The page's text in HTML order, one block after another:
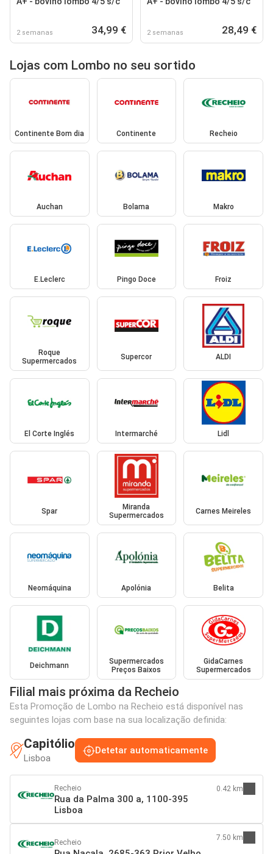
2 semanas 34,99 € 2 semanas 28,49 €
Lojas com Lombo no seu sortido
Continente Bom dia Continente Recheio
Auchan Bolama Makro
E.Leclerc Pingo Doce Froiz
Roque
Supermercados
Supercor ALDI
El Corte Inglés Intermarché Lidl
Spar
Miranda
Supermercados
Carnes Meireles
Neomáquina Apolónia Belita
Deichmann
Supermercados
Preços Baixos
GidaCarnes
Supermercados
Filial mais próxima da Recheio
Esta Promoção de Lombo na Recheio está disponível nas
seguintes lojas com base na sua localização definida:
Capitólio
Lisboa
Detetar automaticamente
Recheio
Rua da Palma 300 a, 1100-395
Lisboa
0.42 km
Recheio
7.50 km